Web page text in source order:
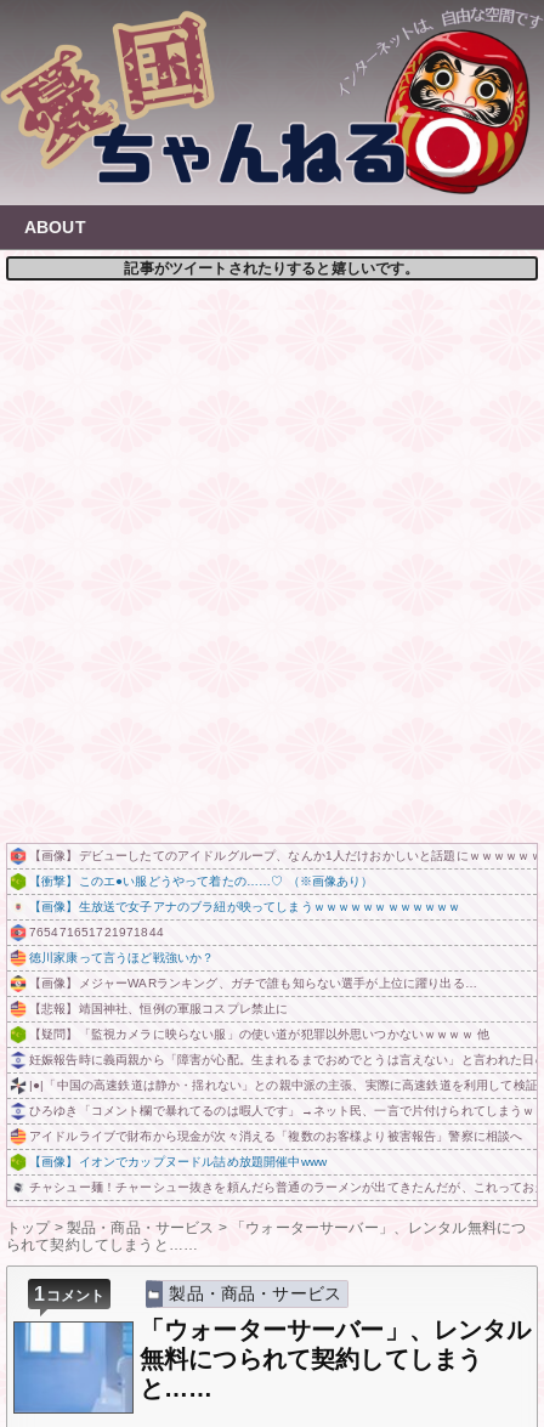
content
ABOUT
記事がツイートされたりすると嬉しいです。
【画像】デビューしたてのアイドルグループ、なんか1人だけおかしいと話題にｗｗｗｗｗ
【衝撃】このエ●い服どうやって着たの……♡ （※画像あり）
【画像】生放送で女子アナのブラ紐が映ってしまうｗｗｗｗｗｗｗｗｗｗｗｗ
765471651721971844
徳川家康って言うほど戦強いか？
【画像】メジャーWARランキング、ガチで誰も知らない選手が上位に躍り出る…
【悲報】靖国神社、恒例の軍服コスプレ禁止に
【疑問】「監視カメラに映らない服」の使い道が犯罪以外思いつかないｗｗｗｗ 他
妊娠報告時に義両親から「障害が心配。生まれるまでおめでとうは言えない」と言われた
|●|「中国の高速鉄道は静か・揺れない」との親中派の主張、実際に高速鉄道を利用して検
ひろゆき「コメント欄で暴れてるのは暇人です」→ネット民、一言で片付けられてしまうｗ
アイドルライブで財布から現金が次々消える「複数のお客様より被害報告」警察に相談へ
【画像】イオンでカップヌードル詰め放題開催中www
チャシュー麺！チャーシュー抜きを頼んだら普通のラーメンが出てきたんだが、これってお
トップ> 製品・商品・サービス >
「ウォーターサーバー」、レンタル無料につ
られて契約してしまうと……
1コメント 製品・商品・サービス
「ウォーターサーバー」、レンタル
無料につられて契約してしまう
と……